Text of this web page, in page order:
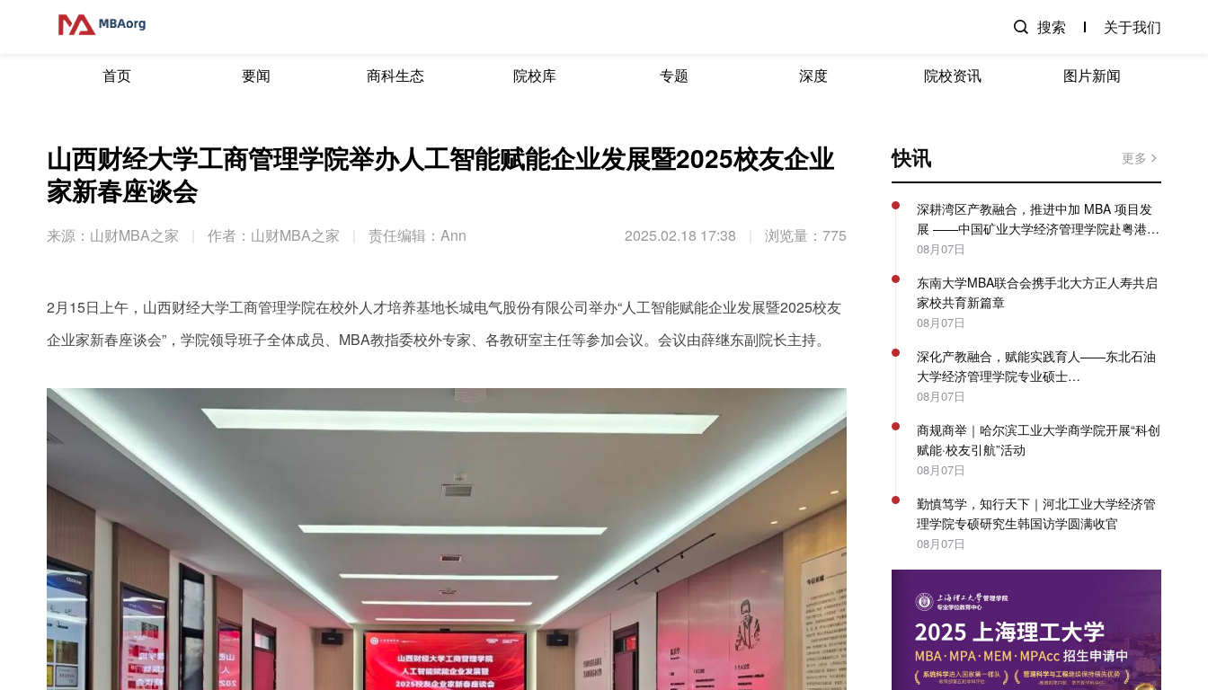
搜索 关于我们
首页 要闻 商科生态 院校库 专题 深度 院校资讯 图片新闻
山西财经大学工商管理学院举办人工智能赋能企业发展暨2025校友企业
家新春座谈会
来源：山财MBA之家 作者：山财MBA之家 责任编辑：Ann 2025.02.18 17:38 浏览量：775
2月15日上午，山西财经大学工商管理学院在校外人才培养基地长城电气股份有限公司举办“人工智能赋能企业发展暨2025校友
企业家新春座谈会”，学院领导班子全体成员、MBA教指委校外专家、各教研室主任等参加会议。会议由薛继东副院长主持。
快讯 更多
深耕湾区产教融合，推进中加 MBA 项目发
展 ——中国矿业大学经济管理学院赴粤港澳
开展专项走访调研
08月07日
东南大学MBA联合会携手北大方正人寿共启
家校共育新篇章
08月07日
深化产教融合，赋能实践育人——东北石油
大学经济管理学院专业硕士
（MBA/MPAcc）系列教学活动圆满收官
08月07日
商规商举｜哈尔滨工业大学商学院开展“科创
赋能·校友引航”活动
08月07日
勤慎笃学，知行天下｜河北工业大学经济管
理学院专硕研究生韩国访学圆满收官
08月07日